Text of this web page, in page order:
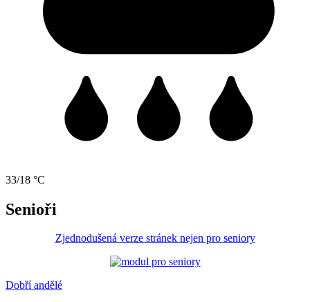
33/18 °C
Senioři
Zjednodušená verze stránek nejen pro seniory
Dobří andělé